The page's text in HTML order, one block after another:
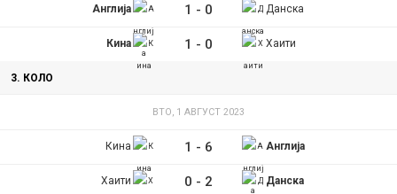
Англија 1 - 0 Данска
Кина 1 - 0 Хаити
3. КОЛО
ВТО, 1 АВГУСТ 2023
Кина 1 - 6 Англија
Хаити 0 - 2 Данска